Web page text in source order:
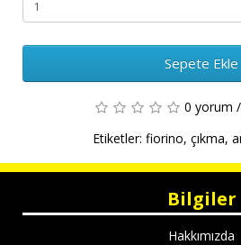
Sepete Ekle
0 yorum /
Etiketler: fiorino, çıkma,
Bilgiler
Hakkımızda